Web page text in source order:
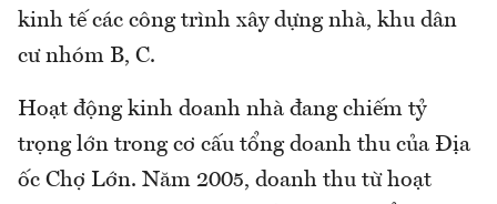
kinh tế các công trình xây dựng nhà, khu dân
cư nhóm B, C.
Hoạt động kinh doanh nhà đang chiếm tỷ
trọng lớn trong cơ cấu tổng doanh thu của Địa
ốc Chợ Lớn. Năm 2005, doanh thu từ hoạt